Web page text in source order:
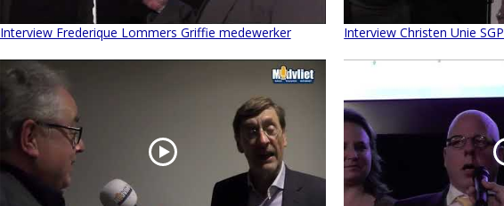
Interview Frederique Lommers Griffie medewerker Interview Christen Unie SGP